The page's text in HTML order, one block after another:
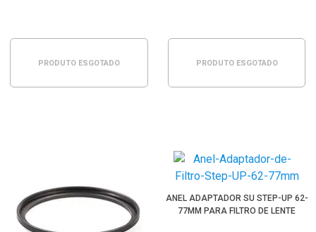
PRODUTO ESGOTADO PRODUTO ESGOTADO
ANEL ADAPTADOR SU STEP-UP 62-
77MM PARA FILTRO DE LENTE